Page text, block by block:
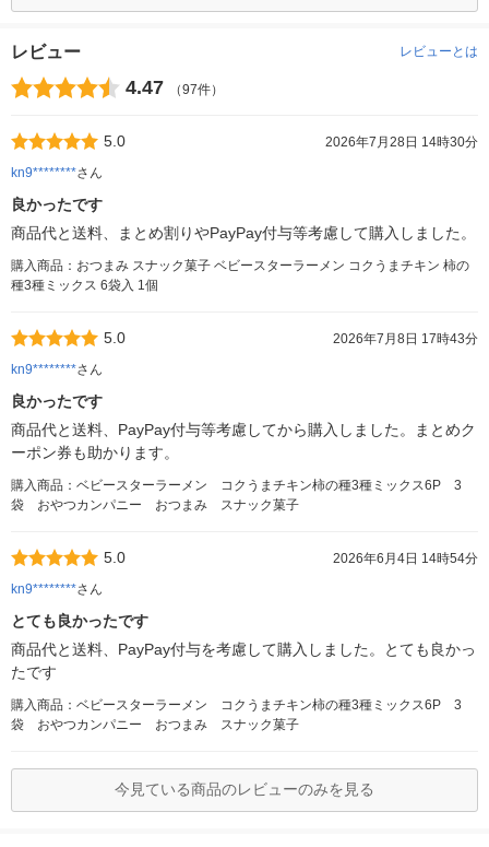
レビュー レビューとは
4.47 （97件）
5.0
2026年7月28日 14時30分
kn9********さん
良かったです
商品代と送料、まとめ割りやPayPay付与等考慮して購入しました。
購入商品：おつまみ スナック菓子 ベビースターラーメン コクうまチキン 柿の
種3種ミックス 6袋入 1個
5.0
2026年7月8日 17時43分
kn9********さん
良かったです
商品代と送料、PayPay付与等考慮してから購入しました。まとめク
ーポン券も助かります。
購入商品：ベビースターラーメン コクうまチキン柿の種3種ミックス6P 3
袋 おやつカンパニー おつまみ スナック菓子
5.0
2026年6月4日 14時54分
kn9********さん
とても良かったです
商品代と送料、PayPay付与を考慮して購入しました。とても良かっ
たです
購入商品：ベビースターラーメン コクうまチキン柿の種3種ミックス6P 3
袋 おやつカンパニー おつまみ スナック菓子
今見ている商品のレビューのみを見る